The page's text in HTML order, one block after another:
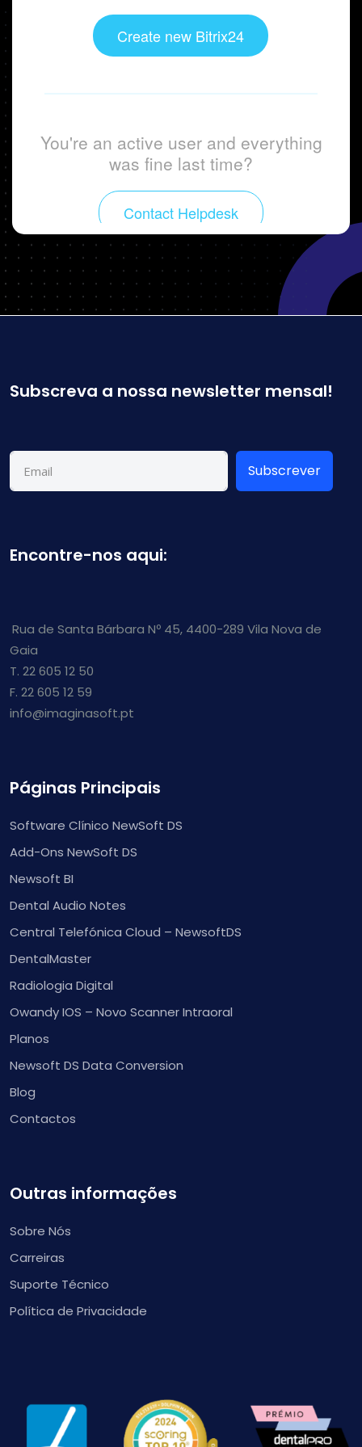
Subscreva a nossa newsletter mensal!
Subscrever
Encontre-nos aqui:
Rua de Santa Bárbara Nº 45, 4400-289 Vila Nova de
Gaia
T. 22 605 12 50
F. 22 605 12 59
info@imaginasoft.pt
Páginas Principais
Software Clínico NewSoft DS
Add-Ons NewSoft DS
Newsoft BI
Dental Audio Notes
Central Telefónica Cloud – NewsoftDS
DentalMaster
Radiologia Digital
Owandy IOS – Novo Scanner Intraoral
Planos
Newsoft DS Data Conversion
Blog
Contactos
Outras informações
Sobre Nós
Carreiras
Suporte Técnico
Política de Privacidade